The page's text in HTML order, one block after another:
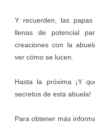
Y recuerden, las
llenas de potencial
creaciones con la
ver cómo se lucen.
Hasta la próxima ¡Y
secretos de esta abuela!
Para obtener más